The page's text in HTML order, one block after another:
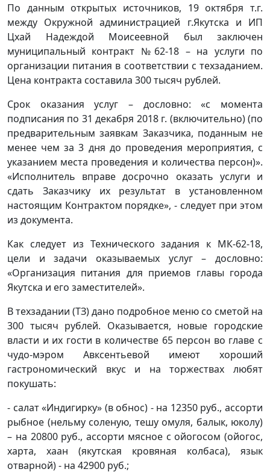
По данным открытых источников, 19 октября т.г.
между Окружной администрацией г.Якутска и ИП
Цхай Надеждой Моисеевной был заключен
муниципальный контракт №62-18 – на услуги по
организации питания в соответствии с техзаданием.
Цена контракта составила 300 тысяч рублей.
Срок оказания услуг – дословно: «с момента
подписания по 31 декабря 2018 г. (включительно) (по
предварительным заявкам Заказчика, поданным не
менее чем за 3 дня до проведения мероприятия, с
указанием места проведения и количества персон)».
«Исполнитель вправе досрочно оказать услуги и
сдать Заказчику их результат в установленном
настоящим Контрактом порядке», - следует при этом
из документа.
Как следует из Технического задания к МК-62-18,
цели и задачи оказываемых услуг – дословно:
«Организация питания для приемов главы города
Якутска и его заместителей».
В техзадании (ТЗ) дано подробное меню со сметой на
300 тысяч рублей. Оказывается, новые городские
власти и их гости в количестве 65 персон во главе с
чудо-мэром Авксентьевой имеют хороший
гастрономический вкус и на торжествах любят
покушать:
- салат «Индигирку» (в обнос) - на 12350 руб., ассорти
рыбное (нельму соленую, тешу омуля, балык, юколу)
– на 20800 руб., ассорти мясное с ойогосом (ойогос,
харта, хаан (якутская кровяная колбаса), язык
отварной) - на 42900 руб.;